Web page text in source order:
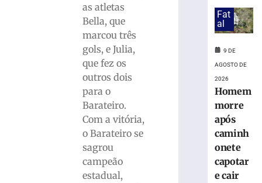
as atletas
Bella, que
marcou três
gols, e Julia,
que fez os
outros dois
para o
Barateiro.
Com a vitória,
o Barateiro se
sagrou
campeão
estadual,
corrida
noturna
agosto
Brusque
anuncia
contratação
Fat
al
9 DE
AGOSTO DE
2026
Homem
morre
após
caminh
onete
capotar
e cair